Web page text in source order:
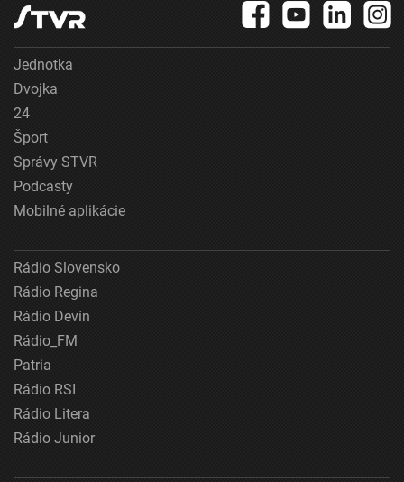
Jednotka
Dvojka
24
Šport
Správy STVR
Podcasty
Mobilné aplikácie
Rádio Slovensko
Rádio Regina
Rádio Devín
Rádio_FM
Patria
Rádio RSI
Rádio Litera
Rádio Junior